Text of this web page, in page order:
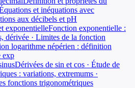
et inéquations avec
aux décibels et pH
exponentielleFonction exponentielle :
dérivée · Limites de la fonction
logarithme népérien : définition
exp
Dérivées de sin et cos · Étude de
: variations, extremums ·
fonctions trigonométriques